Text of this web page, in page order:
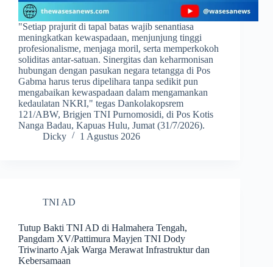
​"Setiap prajurit di tapal batas wajib senantiasa
meningkatkan kewaspadaan, menjunjung tinggi
profesionalisme, menjaga moril, serta memperkokoh
soliditas antar-satuan. Sinergitas dan keharmonisan
hubungan dengan pasukan negara tetangga di Pos
Gabma harus terus dipelihara tanpa sedikit pun
mengabaikan kewaspadaan dalam mengamankan
kedaulatan NKRI," tegas Dankolakopsrem
121/ABW, Brigjen TNI Purnomosidi, di Pos Kotis
Nanga Badau, Kapuas Hulu, Jumat (31/7/2026).
Dicky
1 Agustus 2026
TNI AD
Tutup Bakti TNI AD di Halmahera Tengah,
Pangdam XV/Pattimura Mayjen TNI Dody
Triwinarto Ajak Warga Merawat Infrastruktur dan
Kebersamaan